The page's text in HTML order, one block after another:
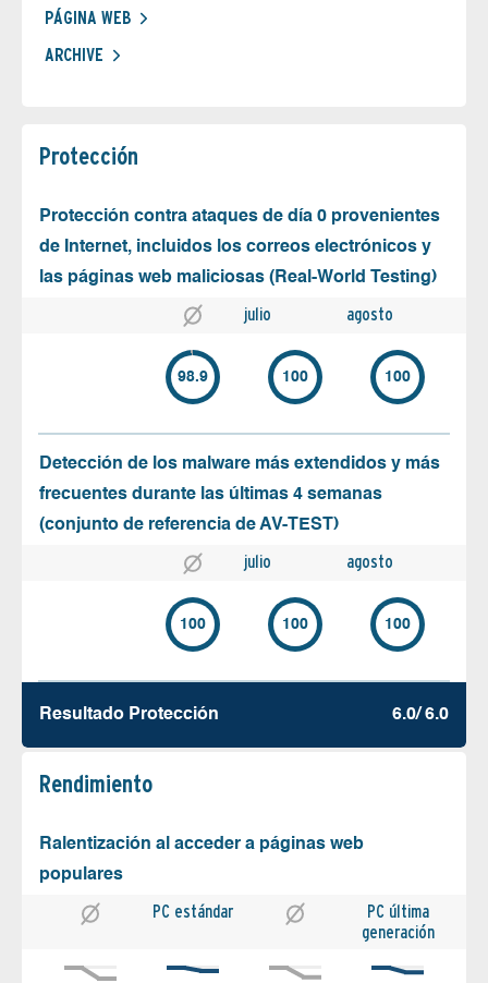
PÁGINA WEB
ARCHIVE
Protección
Protección contra ataques de día 0 provenientes
de Internet, incluidos los correos electrónicos y
las páginas web maliciosas (Real-World Testing)
julio agosto
98.9 100 100
Detección de los malware más extendidos y más
frecuentes durante las últimas 4 semanas
(conjunto de referencia de AV-TEST)
julio agosto
100 100 100
Resultado Protección 6.0/ 6.0
Rendimiento
Ralentización al acceder a páginas web
populares
PC estándar
PC última
generación